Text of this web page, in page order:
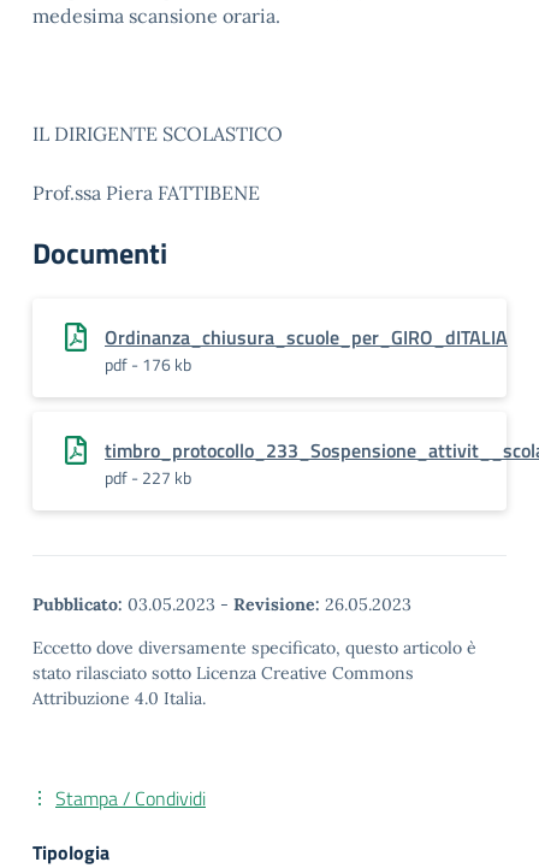
medesima scansione oraria.
IL DIRIGENTE SCOLASTICO
Prof.ssa Piera FATTIBENE
Documenti
Ordinanza_chiusura_scuole_per_GIRO_dITALIA
pdf - 176 kb
pdf - 227 kb
Pubblicato: 03.05.2023 - Revisione: 26.05.2023
Eccetto dove diversamente specificato, questo articolo è
stato rilasciato sotto Licenza Creative Commons
Attribuzione 4.0 Italia.
Stampa / Condividi
Tipologia